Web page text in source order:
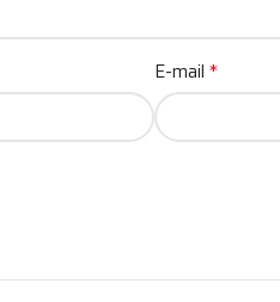
E-mail *